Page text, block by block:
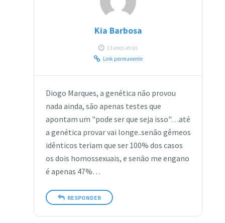
Kia Barbosa
13 anos atrás
Link permanente
Diogo Marques, a genética não provou
nada ainda, são apenas testes que
apontam um "pode ser que seja isso"…até
a genética provar vai longe..senão gêmeos
idênticos teriam que ser 100% dos casos
os dois homossexuais, e senão me engano
é apenas 47%…
RESPONDER